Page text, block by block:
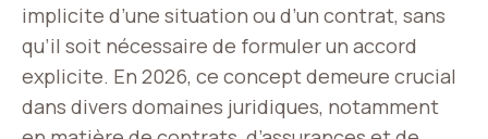
implicite d’une situation ou d’un contrat, sans
qu’il soit nécessaire de formuler un accord
explicite. En 2026, ce concept demeure crucial
dans divers domaines juridiques, notamment